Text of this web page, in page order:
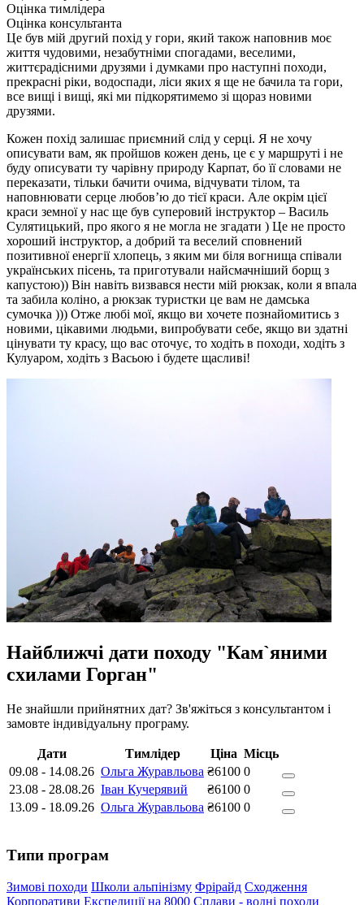
Оцінка тимлідера
Оцінка консультанта
Це був мій другий похід у гори, який також наповнив моє
життя чудовими, незабутніми спогадами, веселими,
життєрадісними друзями і думками про наступні походи,
прекрасні ріки, водоспади, ліси яких я ще не бачила та гори,
все вищі і вищі, які ми підкорятимемо зі щораз новими
друзями.
Кожен похід залишає приємний слід у серці. Я не хочу
описувати вам, як пройшов кожен день, це є у маршруті і не
буду описувати ту чарівну природу Карпат, бо її словами не
переказати, тільки бачити очима, відчувати тілом, та
наповнювати серце любов’ю до тієї краси. Але окрім цієї
краси земної у нас ще був суперовий інструктор – Василь
Сулятицький, про якого я не могла не згадати ) Це не просто
хороший інструктор, а добрий та веселий сповнений
позитивної енергії хлопець, з яким ми біля вогнища співали
українських пісень, та приготували найсмачніший борщ з
капустою)) Він навіть визвався нести мій рюкзак, коли я впала
та забила коліно, а рюкзак туристки це вам не дамська
сумочка ))) Отже любі мої, якщо ви хочете познайомитись з
новими, цікавими людьми, випробувати себе, якщо ви здатні
цінувати ту красу, що вас оточує, то ходіть в походи, ходіть з
Кулуаром, ходіть з Васьою і будете щасливі!
Найближчі дати походу "Кам`яними
схилами Горган"
Не знайшли прийнятних дат? Зв'яжіться з консультантом і
замовте індивідуальну програму.
Дати Тимлідер Ціна Місць
09.08 - 14.08.26 Ольга Журавльова ₴6100 0
23.08 - 28.08.26 Іван Кучерявий ₴6100 0
13.09 - 18.09.26 Ольга Журавльова ₴6100 0
Типи програм
Зимові походи Школи альпінізму Фрірайд Сходження
Корпоративи Експедиції на 8000 Сплави - водні походи